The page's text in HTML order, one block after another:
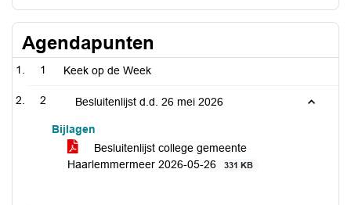
Agendapunten
1 Keek op de Week
2 Besluitenlijst d.d. 26 mei 2026
Bijlagen
Besluitenlijst college gemeente
Haarlemmermeer 2026-05-26
331 KB